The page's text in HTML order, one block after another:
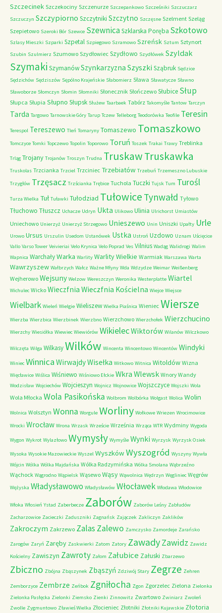
Szczecinek Szczekociny Szczenurze Szczepankowo Szcześniki Szczuczarz
Szczuczyn Szczypiorno Szczytniki Szczytno Szczęsne Szelment Szeląg
Szepietowo Szeroki Bór Szewce SzewnicaSzklarska Poręba Szkotowo
Szlasy Mieszki Szparki Szpetal Szpiegowo Szramowo Szreńsk Sztum Sztynort
Szubin Szulmierz Szumowo Szydłowiec Szydłowo Szydłówek Szyldak
Szymaki SzymanówSzynkarzyzna Szyszki Sząbruk Sędzice
Sędzichów Sędziszów Sępólno Krajeńskie Słabomierz Sława Sławatycze Sławno
Sławoborze Słomczyn Słomin Słomniki Słonecznik Słończewo Słubice Słup
Słupca Słupia Słupno Słupsk Służew Taarbaek Tabórz Takomyśle Tantow Tarczyn
Tarda Targowo Tarnowskie Góry Tarup Tczew Telleborg Teodorówka Teofile Teresin
Terespol Tereszewo Tleń Tomaryny Tomaszewo Tomaszkowo
Tomczyce Tomki Topczewo Topolin Toporowo Toruń Toszek Trakai Trawy Treblinka
Trląg Trojany Trojanów Troszyn Trudna TruskawTruskawka
Truskolas Trzcianka Trzciel Trzciniec Trzebiatów Trzebuń Trzemeszno Lubuskie
Trzygłów Trzęsacz Trzścianka Trębice Tuchola Tuczki Tujsk Tum Turośl
Turza Wielka Tuł Tuławki Tułodziad Tułowice Tynwałd Tyłowo
Tłuchowo Tłuszcz Uchacze Udryn Ukta Ulikowo Ulinia Ulrichorst Umiastów
Uniechowo Unierzyż Unierzyż Strzegowo Unieszewo Unin Uniszki Upałty Urle
Urowo Ursus Urszulin Usedom Ustanówek Ustka Ustroń Uzdowo Uznam Uścięcice
Vallo Varso Tower Veivieriai Velo Krynica Velo Poprad Ves Vilnius Wadąg Walidrogi Walim
Wapnica WarchałyWarka Warlity Warlity Wielkie Warmiak Warszawa Warta
Wawrzyszew Wałbrzych Wałcz Ważne Młyny Wda Wdzydze Weimar Weißenberg
Wejherowo Wejsuny Welzow Wereszczyn Weronika Westerplatte Wiartel
Wichulec Wicko Wieczfnia Wieczfnia Kościelna Wiejce Wiejsce
Wielbark Wieleń Wielgie Wieliszew Wielka Piaśnica Wieniec Wiersze
Wierzba Wierzbica Wierzbinek Wierzbno Wierzchowo Wierzchołek Wierzchucino
Wierzchy Wiesiółka Wiewiec Wiewiórów WikielecWiktorów Wilanów Wilczkowo
Wilczęta Wilga WilkasyWilków Wincenta Wincentowo Wincentów Windyki
Winiec Winnica WirwajdyWisełka Witkowo Witnica Witoldów Wizna
Więcławice Wiślica Wiśniewo Wiśniowo Ełckie Wkra Wlewsk Wnory Wandy
Wodzisław Wojciechów Wojcieszyn Wojnicz Wojnowice Wojszczyce Wojszki Wola
Wola Młocka Wola Pasikońska Wolbrom Wolbórka Wolgast Wolica Wolin
Wolnica Wolsztyn Wonna Worgule Worliny Wołkowe Wriezen Wrocimowice
Wrocki Wrocław Wrona Wrzask Wrzeście Września Wrząca WTR Wydminy Wygoda
Wygon Wykrot Wylazłowo Wymysły Wymyśle Wynki Wyrzysk Wyrzysk Osiek
Wysoka Wysokie Mazowieckie Wyszel WyszkówWyszogród Wyszyny Wywła
Wójcin Wólka Wólka Majdańska Wólka Radzymińska Wólka Smolana Wąbrzeźno
Wąchock Wągrodno Wąpielsk Wąsewo Wąsy Wąwolnica Wędrzyn Węgliniec Węgrów
Wężyska Władysławowo Władysławów Włocławek Włodawa Włodowice
Włoka Włosień Ystad Zaberbecze Zaborów Zaborów Leśny Zabłudów
Zacharzowice Zacieczki Zaduszniki Zagnańsk Zajączek Zakliczyn Zaklików
Zakroczym Zakrzewo ZalasZalewo Zamczysko Zamordeje Zarańsko
Zarogów Zaryń Zaręby Zaskwierki Zatom Zatory ZawadyZawidz Zawidz
Kościelny Zawiszyn Zawroty Załom Załubice Załuski Zbarzewo
Zbiczno Zbójna Zbąszynek Zbąszyń Zdziwój Stary Zegrze Zehren
Zemborzyce Zembrze Zeńbok Zgniłocha Zgon Zgorzelec Zielona Zielonka
Zielonka Pasłęcka Zielonki Ziemsko Zienki Zinnowitz Zwartowo Zwiniarz Zwoleń
Zwolle Zygmuntowo Zławieś Wielka Złocieniec Złotniki Złotniki Kujawskie Złotoria